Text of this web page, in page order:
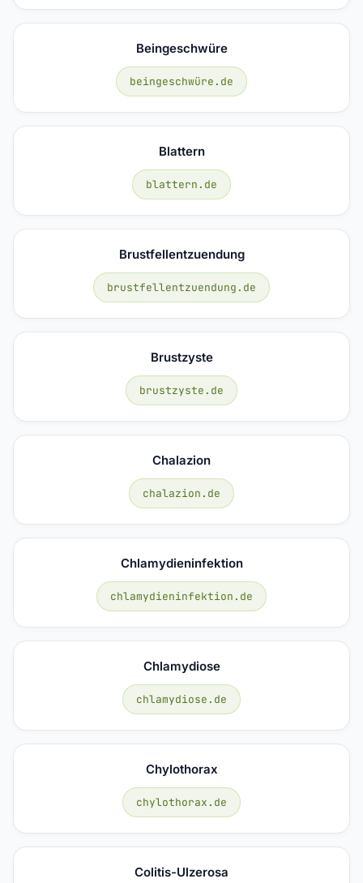
Beingeschwüre
beingeschwüre.de
Blattern
blattern.de
Brustfellentzuendung
brustfellentzuendung.de
Brustzyste
brustzyste.de
Chalazion
chalazion.de
Chlamydieninfektion
chlamydieninfektion.de
Chlamydiose
chlamydiose.de
Chylothorax
chylothorax.de
Colitis-Ulzerosa